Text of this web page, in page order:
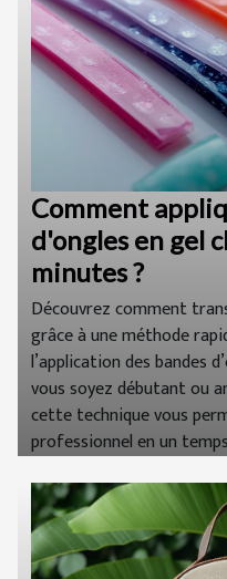
Comment
d'ongles en gel
minutes ?
Découvrez comment
grâce à une méthode
l’application des bandes
vous soyez débutant ou
cette technique vous
professionnel en un